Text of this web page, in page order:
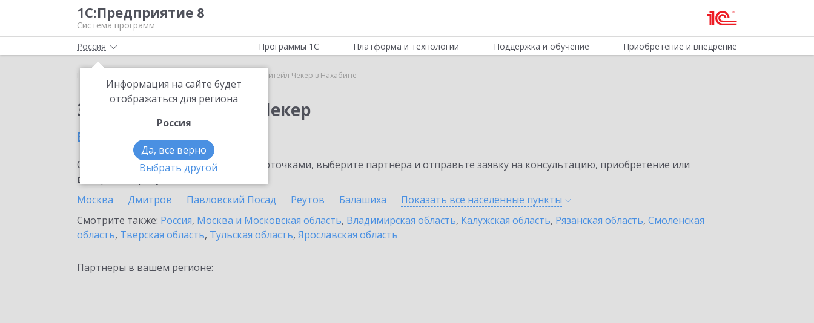
1С:Предприятие 8
Система программ
Россия
Информация на сайте будет
отображаться для региона
Россия
Да, все верно
Выбрать другой
Программы 1С Платформа и технологии Поддержка и обучение Приобретение и внедрение
Главная 1C-Ритейл Чекер в Нахабине
Заказать 1C-Ритейл Чекер
в Нахабине
Ознакомьтесь с информационными карточками, выберите партнёра и отправьте заявку на консультацию, приобретение или
внедрение продукта.
Москва
Дмитров Павловский Посад Реутов Балашиха Показать все населенные пункты
Смотрите также: Россия, Москва и Московская область, Владимирская область, Калужская область, Рязанская область, Смоленская
область, Тверская область, Тульская область, Ярославская область
Партнеры в вашем регионе: